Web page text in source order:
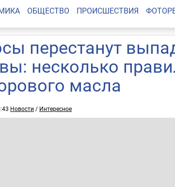
ОБЩЕСТВО ПРОИСШЕСТВИЯ
перестанут
несколько
масла
Новости / Интересное